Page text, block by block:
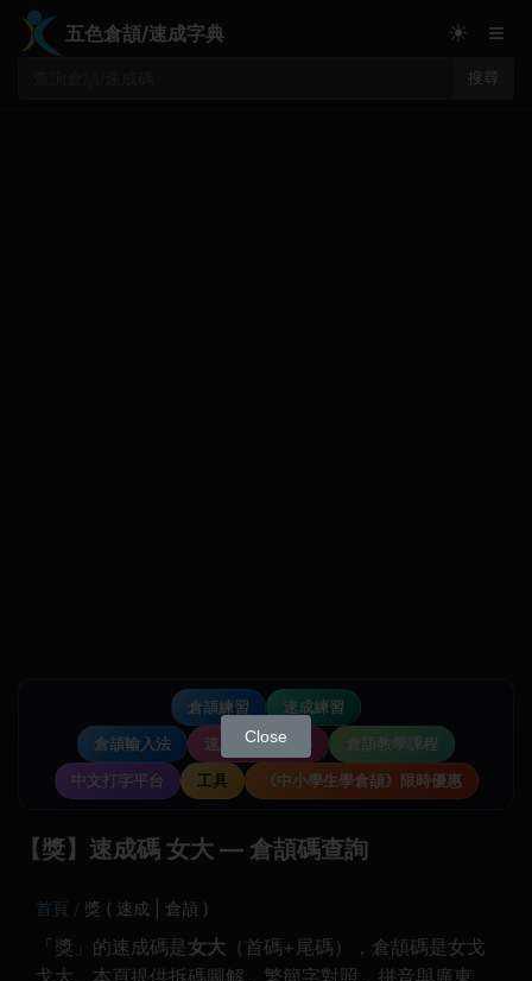
五色倉頡/速成字典
搜尋
☀ ≡
倉頡練習
速成練習
倉頡輸入法
速成輸入法教學
倉頡教學課程
中文打字平台
工具 《中小學生學倉頡》限時優惠
【獎】速成碼 女大 — 倉頡碼查詢
首頁 獎 ( 速成 | 倉頡 )
「獎」的速成碼是 女大 （首碼+尾碼），倉頡碼是女戈
戈大。本頁提供拆碼圖解、繁簡字對照、拼音與廣東
Close